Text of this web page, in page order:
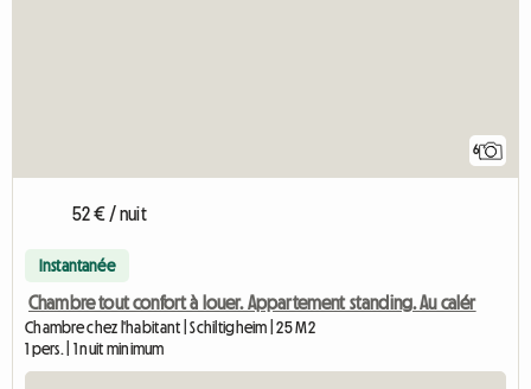
6
52 € / nuit
Instantanée
Chambre tout confort à louer. Appartement standing. Au calér
Chambre chez l'habitant | Schiltigheim | 25 M2
1 pers. | 1 nuit minimum